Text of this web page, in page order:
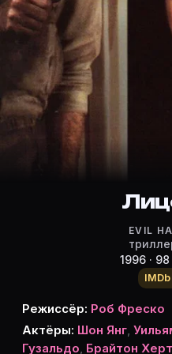
Режиссёр,
Режиссёр и актёры:
Rob Fresco (режиссёр)
Шон Янг — Gwen
Уильям Р. Моусес
Брайтон Хертфорд
— McGarrell
— Ellen
— Degattis
—
Сюзанн Петри — Phyliss
Майкл Хулихан —
EVIL
1996 ·
Режиссёр: Роб Фреско
Актёры: Шон Янг,
Гузальдо, Брайтон